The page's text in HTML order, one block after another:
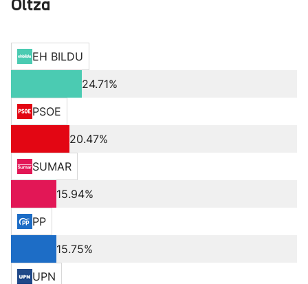
Oltza
EH BILDU
24.71%
PSOE
20.47%
SUMAR
15.94%
PP
15.75%
UPN